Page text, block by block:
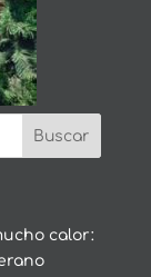
calor: